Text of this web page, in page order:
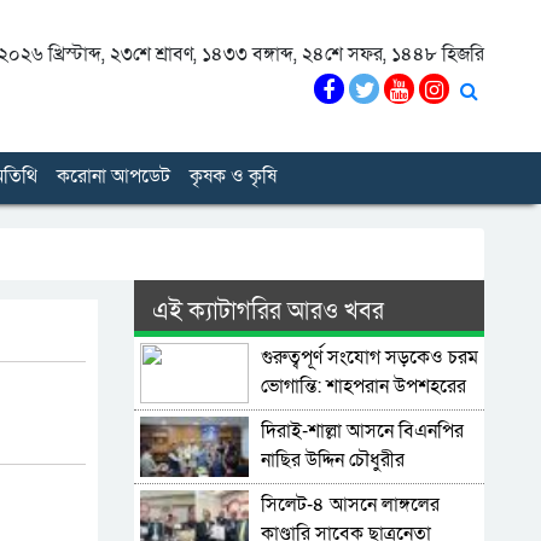
খ্রিস্টাব্দ, ২৩শে শ্রাবণ, ১৪৩৩ বঙ্গাব্দ, ২৪শে সফর, ১৪৪৮ হিজরি
করোনা আপডেট কৃষক ও কৃষি
এই ক্যাটাগরির আরও খবর
গুরুত্বপূর্ণ সংযোগ সড়কেও চরম
ভোগান্তি: শাহপরান উপশহরের
রাস্তাঘাট সংস্কারের দাবি
দিরাই-শাল্লা আসনে বিএনপির
নাছির উদ্দিন চৌধুরীর
মনোনয়নপত্র সংগ্রহ
সিলেট-৪ আসনে লাঙ্গলের
কাণ্ডারি সাবেক ছাত্রনেতা